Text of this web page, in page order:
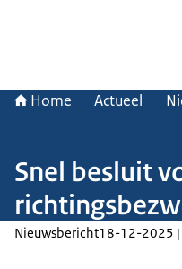
Home Actueel
Snel besluit
Nieuwsbericht18-12-2025